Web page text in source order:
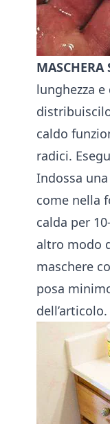
MASCHERA
lunghezza
caldo
radici.
Indossa
come nella
calda per
altro modo
maschere
posa
dell’articolo.